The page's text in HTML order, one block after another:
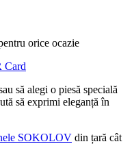
orice ocazie
Card
să alegi o piesă specială
să exprimi eleganță în
SOKOLOV din țară cât